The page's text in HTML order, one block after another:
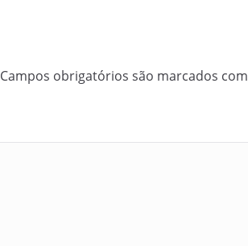
Campos obrigatórios são marcados com